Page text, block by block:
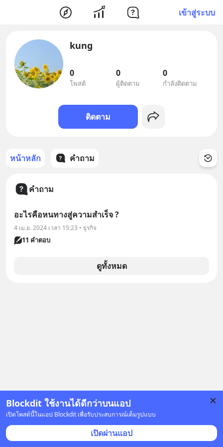
เข้าสู่ระบบ
Blockdit ใช้งานได้ดีกว่าบนแอป
เปิดโพสต์นี้ในแอป Blockdit เพื่อรับประสบการณ์เต็มรูปแบบ
เปิดผ่านแอป
kung
0
โพสต์
0
ผู้ติดตาม
0
กำลังติดตาม
ติดตาม
หน้าหลัก คำถาม
คำถาม
อะไรคือหนทางสู่ความสำเร็จ ?
4 เม.ย. 2024 เวลา 15:23 • ธุรกิจ
11 คำตอบ
ดูทั้งหมด